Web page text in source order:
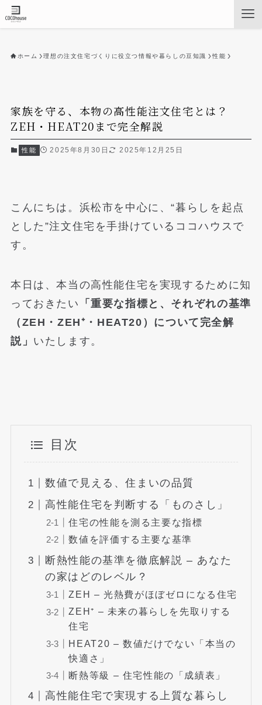
ホーム 理想の注文住宅づくりに役立つ情報や暮らしの豆知識 性能
家族を守る、本物の高性能注文住宅とは？
ZEH・HEAT20まで完全解説
性能 2025年8月30日 2025年12月25日
こんにちは。浜松市を中心に、“暮らしを起点
とした”注文住宅を手掛けているココハウスで
す。
本日は、本当の高性能住宅を実現するために知
っておきたい
「重要な指標と、それぞれの基準
（ZEH・ZEH⁺・HEAT20）について完全解
説」 いたします。
目次
数値で見える、住まいの品質
高性能住宅を判断する「ものさし」
住宅の性能を測る主要な指標
数値を評価する主要な基準
断熱性能の基準を徹底解説 – あなた
の家はどのレベル？
ZEH – 光熱費がほぼゼロになる住宅
ZEH⁺ – 未来の暮らしを先取りする
住宅
HEAT20 – 数値だけでない「本当の
快適さ」
断熱等級 – 住宅性能の「成績表」
高性能住宅で実現する上質な暮らし